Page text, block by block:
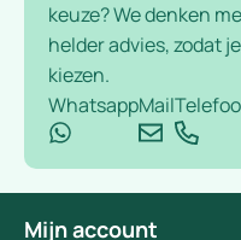
keuze? We denken
helder advies, zodat
kiezen.
WhatsappMail
Mijn account